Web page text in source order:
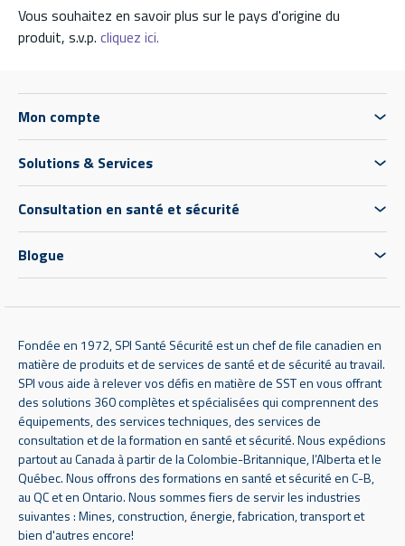
Vous souhaitez en savoir plus sur le pays d'origine du
produit, s.v.p. cliquez ici.
Mon compte
Solutions & Services
Consultation en santé et sécurité
Blogue
Fondée en 1972, SPI Santé Sécurité est un chef de file canadien en
matière de produits et de services de santé et de sécurité au travail.
SPI vous aide à relever vos défis en matière de SST en vous offrant
des solutions 360 complètes et spécialisées qui comprennent des
équipements, des services techniques, des services de
consultation et de la formation en santé et sécurité. Nous expédions
partout au Canada à partir de la Colombie-Britannique, l’Alberta et le
Québec. Nous offrons des formations en santé et sécurité en C-B,
au QC et en Ontario. Nous sommes fiers de servir les industries
suivantes : Mines, construction, énergie, fabrication, transport et
bien d'autres encore!